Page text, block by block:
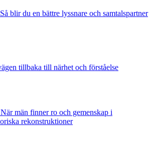
blir du en bättre lyssnare och samtalspartner
tillbaka till närhet och förståelse
män finner ro och gemenskap i
rekonstruktioner